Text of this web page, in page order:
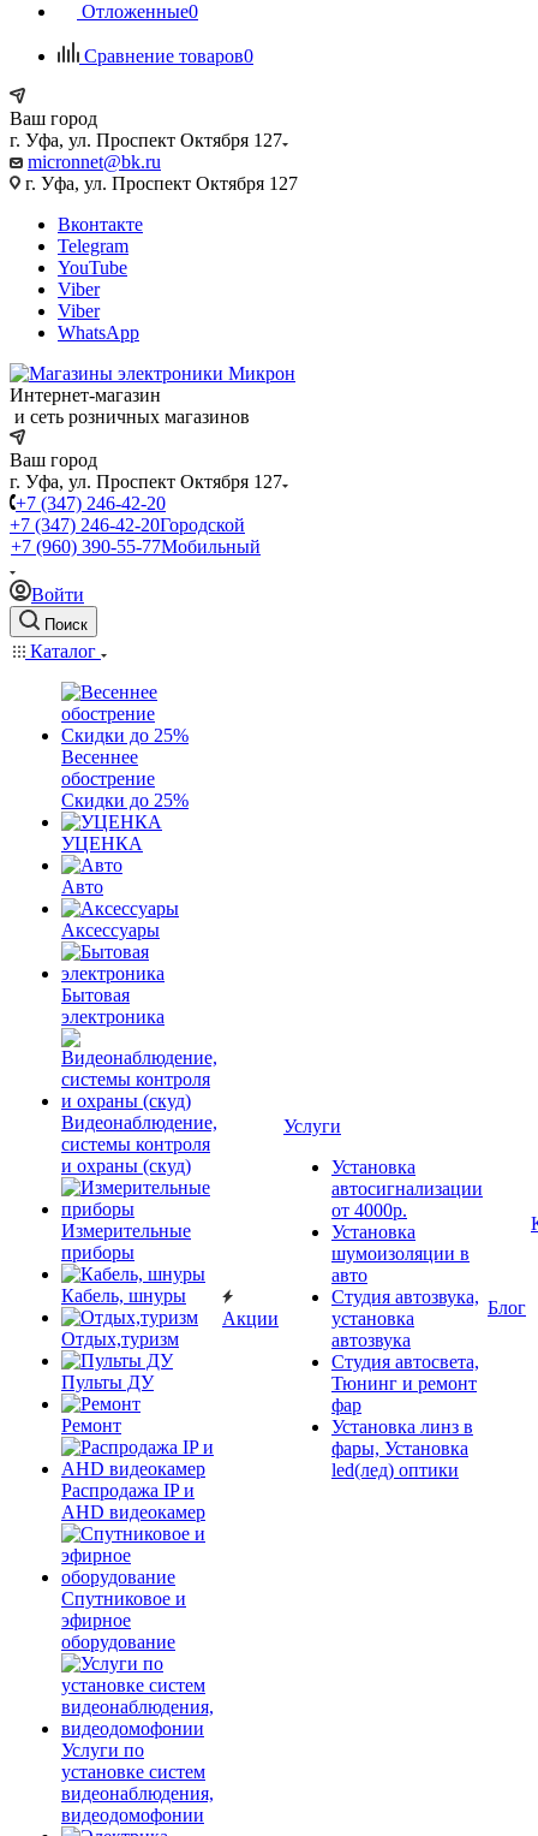
Отложенные0
Сравнение товаров0
Ваш город
г. Уфа, ул. Проспект Октября 127
micronnet@bk.ru
г. Уфа, ул. Проспект Октября 127
Вконтакте
Telegram
YouTube
Viber
Viber
WhatsApp
Интернет-магазин
и сеть розничных магазинов
Ваш город
г. Уфа, ул. Проспект Октября 127
+7 (347) 246-42-20
+7 (347) 246-42-20Городской
+7 (960) 390-55-77Мобильный
Войти
Поиск
Каталог
Весеннее
обострение
Скидки до 25%
УЦЕНКА
Авто
Аксессуары
Бытовая
электроника
Видеонаблюдение,
системы контроля
и охраны (скуд)
Измерительные
приборы
Кабель, шнуры
Отдых,туризм
Пульты ДУ
Ремонт
Распродажа IP и
AHD видеокамер
Спутниковое и
эфирное
оборудование
Услуги по
установке систем
видеонаблюдения,
видеодомофонии
Акции
Услуги
Установка
автосигнализации
от 4000р.
Установка
шумоизоляции в
авто
Студия автозвука,
установка
автозвука
Студия автосвета,
Тюнинг и ремонт
фар
Установка линз в
фары, Установка
led(лед) оптики
Блог